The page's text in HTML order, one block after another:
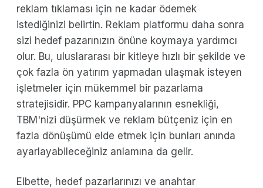
reklam tıklaması için ne kadar ödemek
istediğinizi belirtin. Reklam platformu daha sonra
sizi hedef pazarınızın önüne koymaya yardımcı
olur. Bu, uluslararası bir kitleye hızlı bir şekilde ve
çok fazla ön yatırım yapmadan ulaşmak isteyen
işletmeler için mükemmel bir pazarlama
stratejisidir. PPC kampanyalarının esnekliği,
TBM'nizi düşürmek ve reklam bütçeniz için en
fazla dönüşümü elde etmek için bunları anında
ayarlayabileceğiniz anlamına da gelir.
Elbette, hedef pazarlarınızı ve anahtar